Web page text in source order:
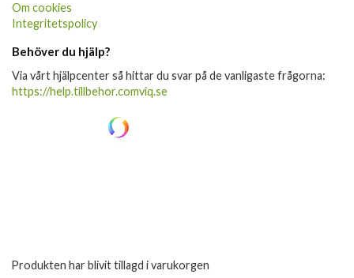
Om cookies
Integritetspolicy
Behöver du hjälp?
Via vårt hjälpcenter så hittar du svar på de vanligaste frågorna:
https://help.tillbehor.comviq.se
Produkten har blivit tillagd i varukorgen